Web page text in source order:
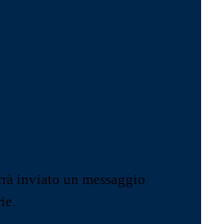
inviato un messaggio